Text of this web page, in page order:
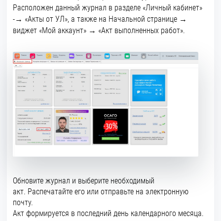
Расположен данный журнал в разделе «Личный кабинет»
-→ «Акты от УЛ», а также на Начальной странице →
виджет «Мой аккаунт» → «Акт выполненных работ».
Обновите журнал и выберите необходимый
акт. Распечатайте его или отправьте на электронную
почту.
Акт формируется в последний день календарного месяца.